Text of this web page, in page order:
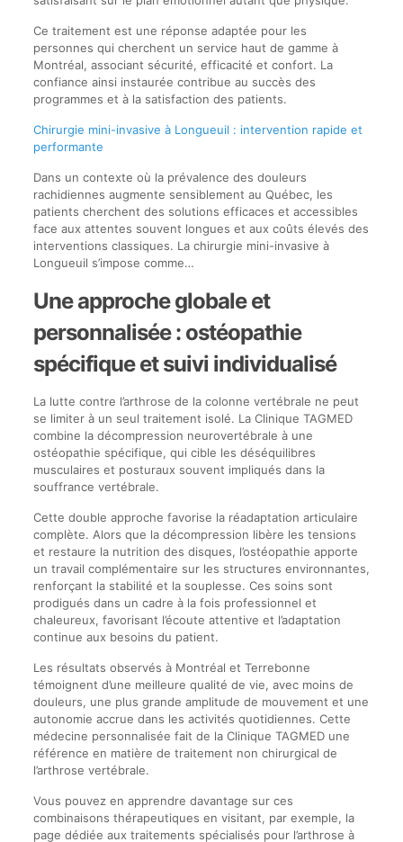
Ce traitement est une réponse adaptée pour les
personnes qui cherchent un service haut de gamme à
Montréal, associant sécurité, efficacité et confort. La
confiance ainsi instaurée contribue au succès des
programmes et à la satisfaction des patients.
Chirurgie mini-invasive à Longueuil : intervention rapide et
performante
Dans un contexte où la prévalence des douleurs
rachidiennes augmente sensiblement au Québec, les
patients cherchent des solutions efficaces et accessibles
face aux attentes souvent longues et aux coûts élevés des
interventions classiques. La chirurgie mini-invasive à
Longueuil s’impose comme…
Une approche globale et
personnalisée : ostéopathie
spécifique et suivi individualisé
La lutte contre l’arthrose de la colonne vertébrale ne peut
se limiter à un seul traitement isolé. La Clinique TAGMED
combine la décompression neurovertébrale à une
ostéopathie spécifique, qui cible les déséquilibres
musculaires et posturaux souvent impliqués dans la
souffrance vertébrale.
Cette double approche favorise la réadaptation articulaire
complète. Alors que la décompression libère les tensions
et restaure la nutrition des disques, l’ostéopathie apporte
un travail complémentaire sur les structures environnantes,
renforçant la stabilité et la souplesse. Ces soins sont
prodigués dans un cadre à la fois professionnel et
chaleureux, favorisant l’écoute attentive et l’adaptation
continue aux besoins du patient.
Les résultats observés à Montréal et Terrebonne
témoignent d’une meilleure qualité de vie, avec moins de
douleurs, une plus grande amplitude de mouvement et une
autonomie accrue dans les activités quotidiennes. Cette
médecine personnalisée fait de la Clinique TAGMED une
référence en matière de traitement non chirurgical de
l’arthrose vertébrale.
Vous pouvez en apprendre davantage sur ces
combinaisons thérapeutiques en visitant, par exemple, la
page dédiée aux traitements spécialisés pour l’arthrose à